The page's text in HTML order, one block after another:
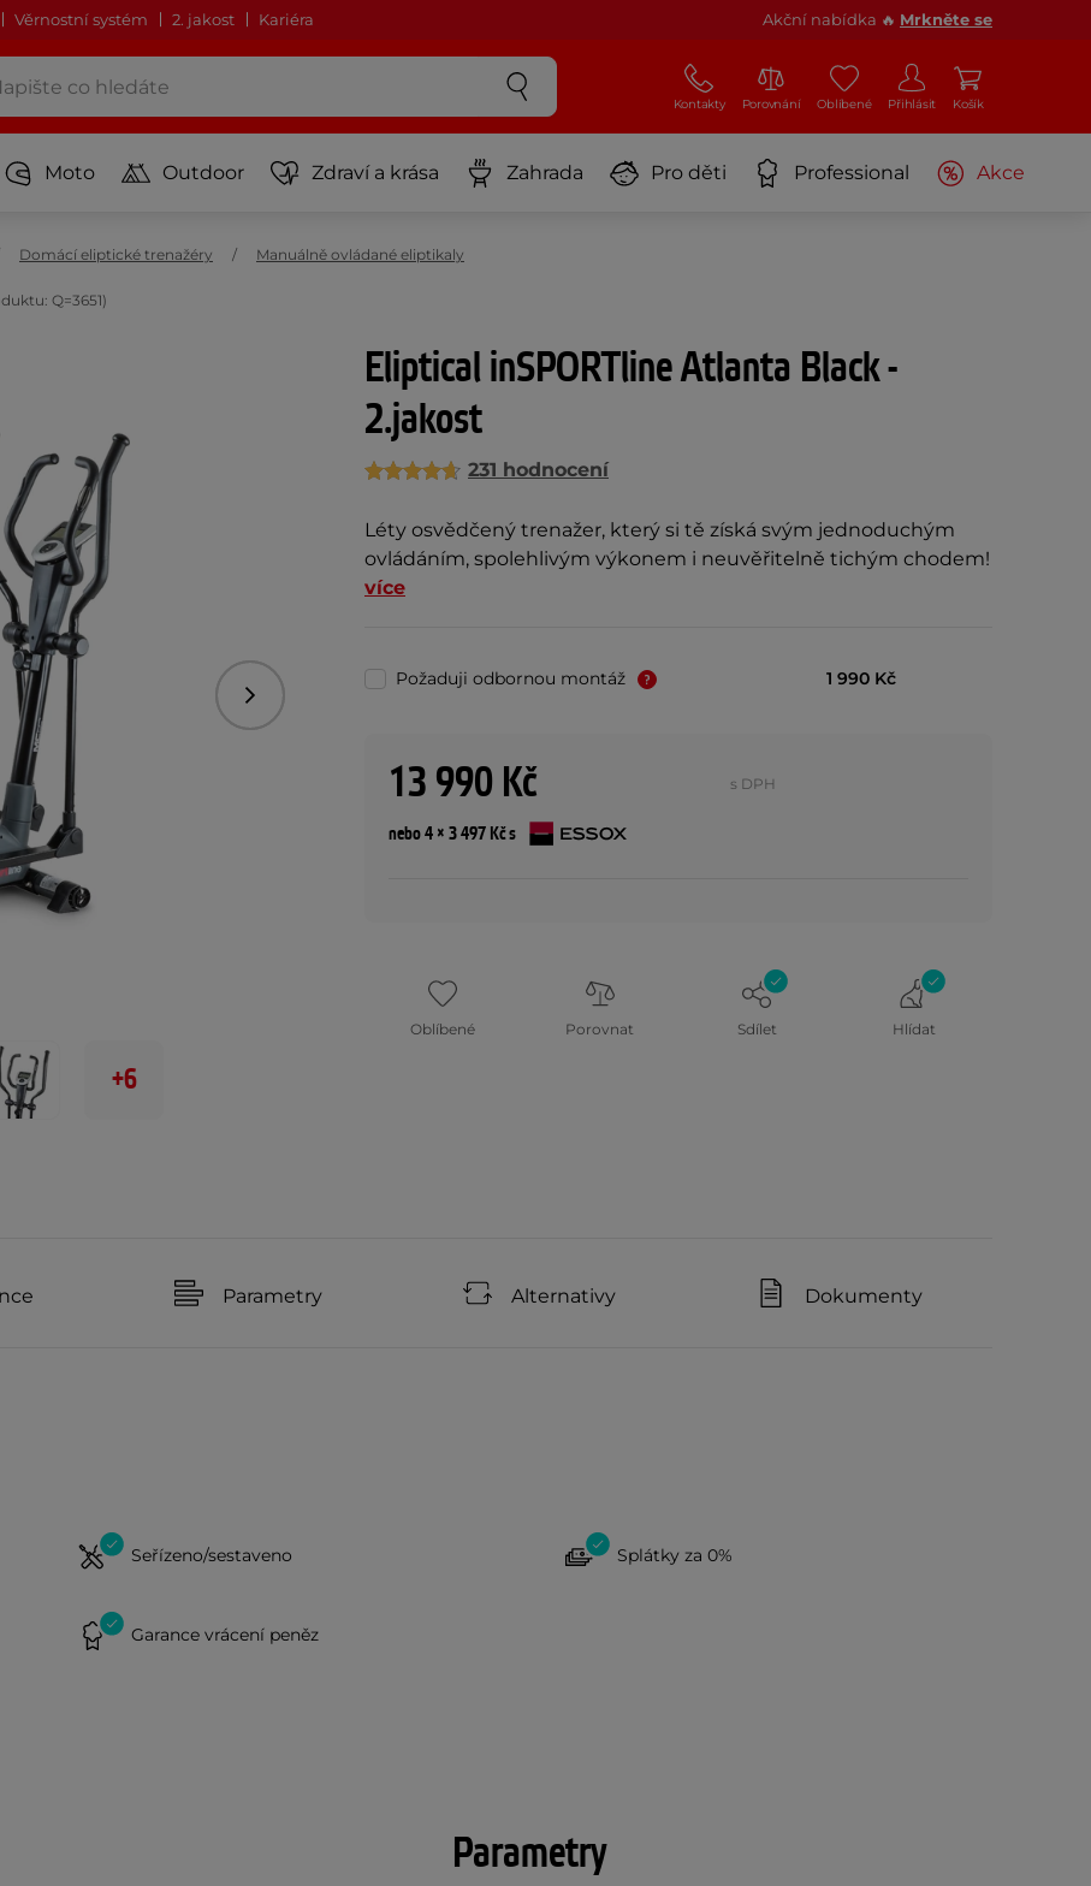
Věrnostní systém 2. jakost Kariéra Akční nabídka 🔥 Mrkněte se
Kontakty Porovnání Oblíbené Přihlásit Košík
Moto Outdoor Zdraví a krása Zahrada Pro děti Professional Akce
Domácí eliptické trenažéry Manuálně ovládané eliptikaly
Q=3651)
Eliptical inSPORTline Atlanta Black -
2.jakost
231 hodnocení
Léty osvědčený trenažer, který si tě získá svým jednoduchým
ovládáním, spolehlivým výkonem i neuvěřitelně tichým chodem!
více
Následující
+6
Požaduji odbornou montáž 1 990 Kč
13 990 Kč s DPH
nebo 4 × 3 497 Kč s
Oblíbené Porovnat Sdílet Hlídat
Parametry Alternativy Dokumenty
Seřízeno/sestaveno Splátky za 0%
Garance vrácení peněz
Parametry